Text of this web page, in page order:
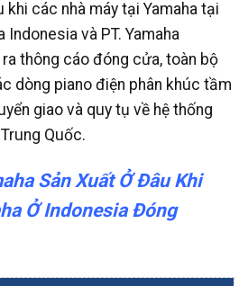
các nhà máy tại Yamaha tại
Indonesia và PT. Yamaha
thông cáo đóng cửa, toàn bộ
dòng piano điện phân khúc tầm
giao và quy tụ về hệ thống
Quốc.
Sản Xuất Ở Đâu Khi
Ở Indonesia Đóng